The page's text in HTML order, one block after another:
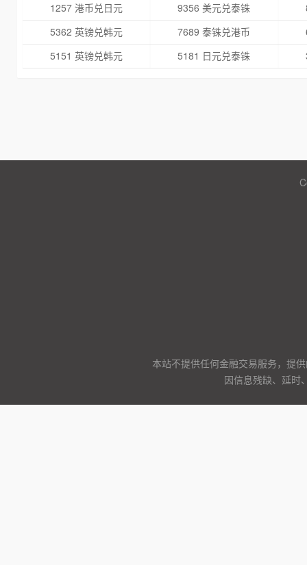
1257 港币兑日元
9356 美元兑泰铢
5362 英镑兑韩元
7689 泰铢兑港币
5151 英镑兑韩元
5181 日元兑泰铢
本站不提供任何金融交易服务，提
因信息残缺、延时